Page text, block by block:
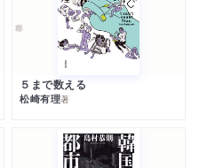
５まで数える
松崎有理著